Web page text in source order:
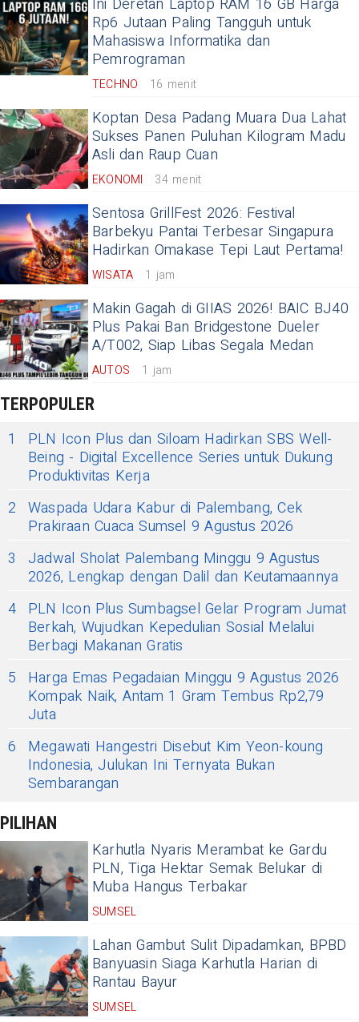
Ini Deretan Laptop RAM 16 GB Harga
Rp6 Jutaan Paling Tangguh untuk
Mahasiswa Informatika dan
Pemrograman
TECHNO 16 menit
Koptan Desa Padang Muara Dua Lahat
Sukses Panen Puluhan Kilogram Madu
Asli dan Raup Cuan
EKONOMI 34 menit
Sentosa GrillFest 2026: Festival
Barbekyu Pantai Terbesar Singapura
Hadirkan Omakase Tepi Laut Pertama!
WISATA 1 jam
Makin Gagah di GIIAS 2026! BAIC BJ40
Plus Pakai Ban Bridgestone Dueler
A/T002, Siap Libas Segala Medan
AUTOS 1 jam
TERPOPULER
1
PLN Icon Plus dan Siloam Hadirkan SBS Well-
Being - Digital Excellence Series untuk Dukung
Produktivitas Kerja
2 Waspada Udara Kabur di Palembang, Cek
Prakiraan Cuaca Sumsel 9 Agustus 2026
3
Jadwal Sholat Palembang Minggu 9 Agustus
2026, Lengkap dengan Dalil dan Keutamaannya
4 PLN Icon Plus Sumbagsel Gelar Program Jumat
Berkah, Wujudkan Kepedulian Sosial Melalui
Berbagi Makanan Gratis
5
Harga Emas Pegadaian Minggu 9 Agustus 2026
Kompak Naik, Antam 1 Gram Tembus Rp2,79
Juta
6
Megawati Hangestri Disebut Kim Yeon-koung
Indonesia, Julukan Ini Ternyata Bukan
Sembarangan
PILIHAN
Karhutla Nyaris Merambat ke Gardu
PLN, Tiga Hektar Semak Belukar di
Muba Hangus Terbakar
SUMSEL
Lahan Gambut Sulit Dipadamkan, BPBD
Banyuasin Siaga Karhutla Harian di
Rantau Bayur
SUMSEL